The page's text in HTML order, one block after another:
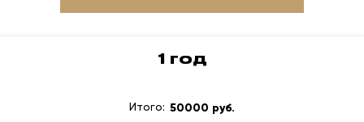
1 год
Итого: 50000 руб.